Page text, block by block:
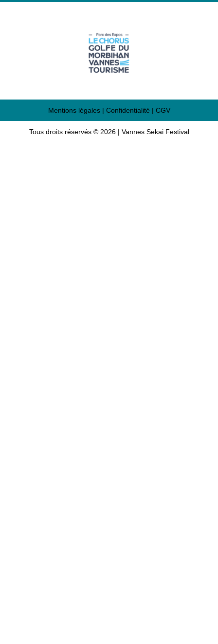
Mentions légales| Confidentialité | CGV
Tous droits réservés © 2026 | Vannes Sekai Festival